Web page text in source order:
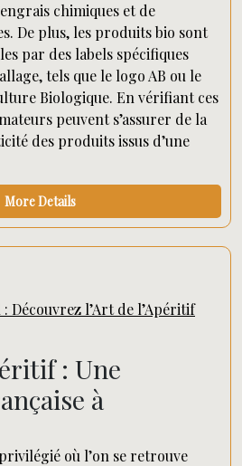
chimiques et de
De plus, les produits bio sont
par des labels spécifiques
tels que le logo AB ou le
Biologique. En vérifiant ces
peuvent s’assurer de la
des produits issus d’une
More Details
Découvrez l’Art de l’Apéritif
: Une
à
où l’on se retrouve